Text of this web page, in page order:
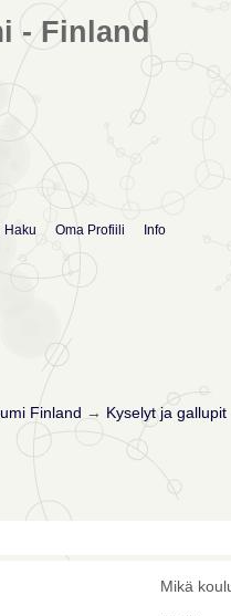
- Finland
Haku Oma Profiili Info
Finland → Kyselyt ja gallupit
Mikä